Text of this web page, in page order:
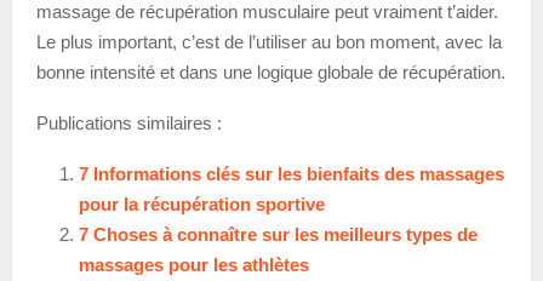
massage de récupération musculaire peut vraiment t’aider.
Le plus important, c’est de l’utiliser au bon moment, avec la
bonne intensité et dans une logique globale de récupération.
Publications similaires :
7 Informations clés sur les bienfaits des massages
pour la récupération sportive
7 Choses à connaître sur les meilleurs types de
massages pour les athlètes